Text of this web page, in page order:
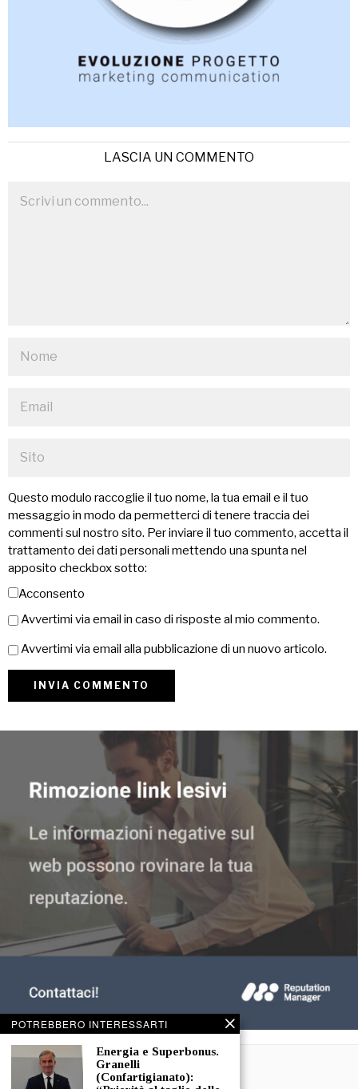
LASCIA UN COMMENTO
Questo modulo raccoglie il tuo nome, la tua email e il tuo
messaggio in modo da permetterci di tenere traccia dei
commenti sul nostro sito. Per inviare il tuo commento, accetta il
trattamento dei dati personali mettendo una spunta nel
apposito checkbox sotto:
Acconsento
Avvertimi via email in caso di risposte al mio commento.
Avvertimi via email alla pubblicazione di un nuovo articolo.
POTREBBERO INTERESSARTI
Energia e Superbonus.
Granelli
(Confartigianato):